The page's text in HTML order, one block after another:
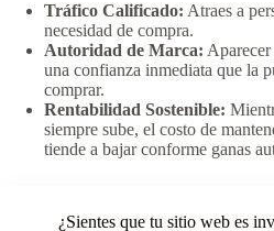
Tráfico Calificado: Atraes a
necesidad de compra.
Autoridad de Marca:
una confianza inmediata que la
comprar.
Rentabilidad Sostenible:
siempre sube, el costo de
tiende a bajar conforme ganas
¿Sientes que tu sitio web es